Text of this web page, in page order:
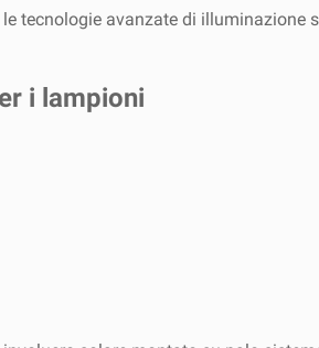
tecnologie avanzate di illuminazione
i lampioni